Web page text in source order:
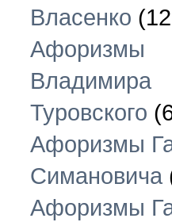
Власенко
Афоризмы
Владимира
Туровского
Афоризмы
Симановича
Афоризмы